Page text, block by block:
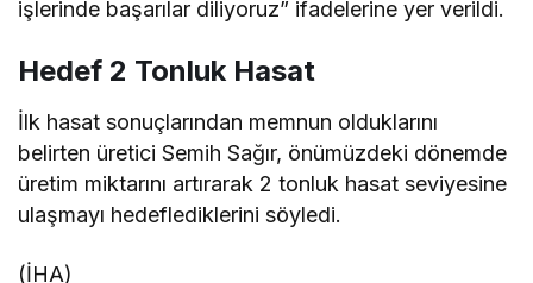
işlerinde başarılar diliyoruz” ifadelerine yer verildi.
Hedef 2 Tonluk Hasat
İlk hasat sonuçlarından memnun olduklarını
belirten üretici Semih Sağır, önümüzdeki dönemde
üretim miktarını artırarak 2 tonluk hasat seviyesine
ulaşmayı hedeflediklerini söyledi.
(İHA)